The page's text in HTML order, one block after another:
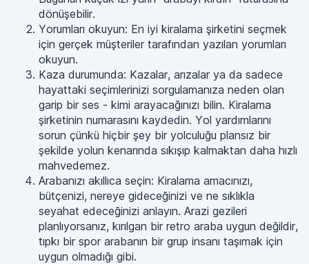
dönüşebilir.
Yorumları okuyun: En iyi kiralama şirketini seçmek
için gerçek müşteriler tarafından yazılan yorumları
okuyun.
Kaza durumunda: Kazalar, arızalar ya da sadece
hayattaki seçimlerinizi sorgulamanıza neden olan
garip bir ses - kimi arayacağınızı bilin. Kiralama
şirketinin numarasını kaydedin. Yol yardımlarını
sorun çünkü hiçbir şey bir yolculuğu plansız bir
şekilde yolun kenarında sıkışıp kalmaktan daha hızlı
mahvedemez.
Arabanızı akıllıca seçin: Kiralama amacınızı,
bütçenizi, nereye gideceğinizi ve ne sıklıkla
seyahat edeceğinizi anlayın. Arazi gezileri
planlıyorsanız, kırılgan bir retro araba uygun değildir,
tıpkı bir spor arabanın bir grup insanı taşımak için
uygun olmadığı gibi.